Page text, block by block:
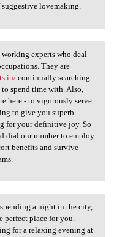
lovemaking.
are working
experts who deal
They are
continually searching
spend time with. Also,
here - to vigorously serve
to give you superb
for your definitive joy. So
dial our number to employ
benefits and survive
of
a night in the city,
perfect place for you.
for a relaxing evening at